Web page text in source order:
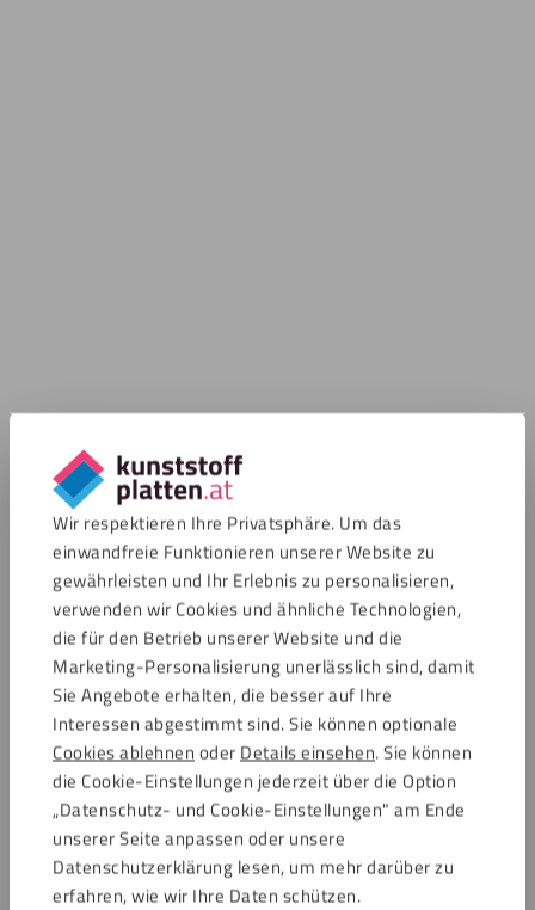
Wir respektieren Ihre Privatsphäre. Um das
einwandfreie Funktionieren unserer Website zu
gewährleisten und Ihr Erlebnis zu personalisieren,
verwenden wir Cookies und ähnliche Technologien,
die für den Betrieb unserer Website und die
Marketing-Personalisierung unerlässlich sind, damit
Sie Angebote erhalten, die besser auf Ihre
Interessen abgestimmt sind. Sie können optionale
Cookies ablehnen oder Details einsehen. Sie können
die Cookie-Einstellungen jederzeit über die Option
„Datenschutz- und Cookie-Einstellungen" am Ende
unserer Seite anpassen oder unsere
Datenschutzerklärung lesen, um mehr darüber zu
erfahren, wie wir Ihre Daten schützen.